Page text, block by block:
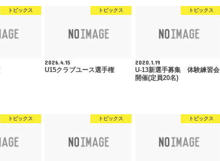
トピックス トピックス
2026.4.15
U15クラブユース選手権
トピックス
2020.1.19
U-13新選手募集 体験練習会
開催(定員20名)
トピックス トピックス トピックス